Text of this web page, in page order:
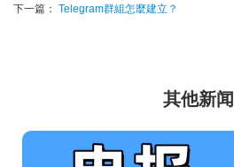
下一篇： Telegram群組怎麼建立？
其他新闻